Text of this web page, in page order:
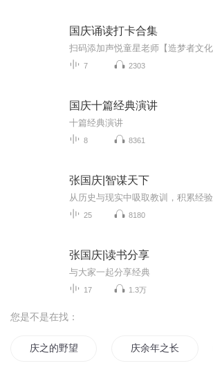
国庆诵读打卡合集
7 2303
国庆十篇经典演讲
十篇经典演讲
8 8361
张国庆|智谋天下
从历史与现实中吸取教训，积累经验
25 8180
张国庆|读书分享
与大家一起分享经典
17 1.3万
您是不是在找：
庆之的野望 庆余年之长歌行